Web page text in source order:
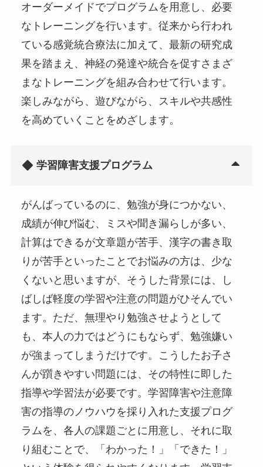
オーダーメイドでプログラムを用意し、必要
なトレーニングを行います。従来から行われ
ている感覚統合療法に加えて、最新の研究成
果を踏まえ、神経の発達や統合を促すさまざ
まなトレーニングを組み合わせて行います。
楽しみながら、遊びながら、スキルや共感性
を高めていくことをめざします。
学習障害支援プログラム
がんばっているのに、勉強が身につかない、
成績が伸び悩む、ミスや聞き漏らしが多い、
計算はできるが文章題が苦手、漢字の書き取
りが苦手といったことでお悩みの方は、少な
くないと思いますが、そうした背景には、し
ばしば軽度の学習や注意の問題がひそんでい
ます。ただ、無理やり勉強させようとして
も、本人の力ではどうにもならず、勉強嫌い
が強まってしまうだけです。こうしたお子さ
んが躓きやすい問題には、その特性に即した
指導や学習法が必要です。学習障害や注意障
害の指導のノウハウを採り入れた支援プログ
ラムを、各人の課題ごとに用意し、それに取
り組むことで、「わかった！」「できた！」